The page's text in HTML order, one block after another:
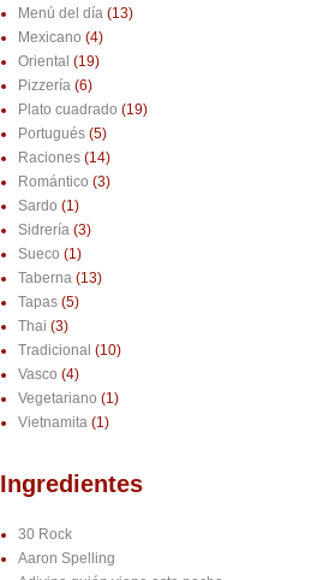
Menú del día (13)
Mexicano (4)
Oriental (19)
Pizzería (6)
Plato cuadrado (19)
Portugués (5)
Raciones (14)
Romántico (3)
Sardo (1)
Sidrería (3)
Sueco (1)
Taberna (13)
Tapas (5)
Thai (3)
Tradicional (10)
Vasco (4)
Vegetariano (1)
Vietnamita (1)
Ingredientes
30 Rock
Aaron Spelling